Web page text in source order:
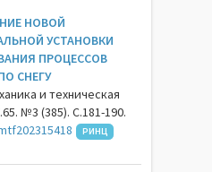
НОВОЙ
УСТАНОВКИ
ПРОЦЕССОВ
СНЕГУ
и техническая
№3 (385). С.181-190.
РИНЦ